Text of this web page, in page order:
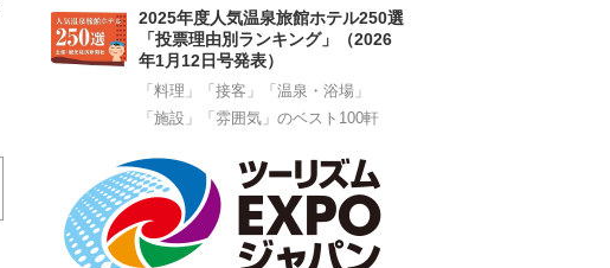
2025年度人気温泉旅館ホテル250選
「投票理由別ランキング」（2026
年1月12日号発表）
「料理」「接客」「温泉・浴場」
「施設」「雰囲気」のベスト100軒